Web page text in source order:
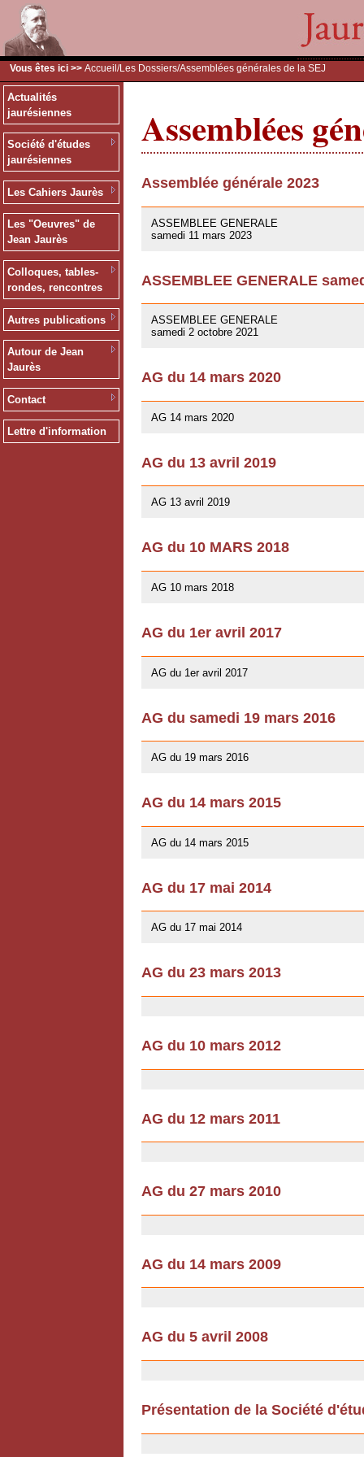
Vous êtes ici >> Accueil /Les Dossiers/Assemblées générales de la SEJ
Actualités
jaurésiennes
Société d'études
jaurésiennes
Les Cahiers Jaurès
Les "Oeuvres" de
Jean Jaurès
Colloques, tables-
rondes, rencontres
Autres publications
Autour de Jean
Jaurès
Contact
Lettre d'information
Assemblées
Assemblée générale 2023
ASSEMBLEE GENERALE
samedi 11 mars 2023
ASSEMBLEE GENERALE
ASSEMBLEE GENERALE
samedi 2 octobre 2021
AG du 14 mars 2020
AG 14 mars 2020
AG du 13 avril 2019
AG 13 avril 2019
AG du 10 MARS 2018
AG 10 mars 2018
AG du 1er avril 2017
AG du 1er avril 2017
AG du samedi 19 mars 2016
AG du 19 mars 2016
AG du 14 mars 2015
AG du 14 mars 2015
AG du 17 mai 2014
AG du 17 mai 2014
AG du 23 mars 2013
AG du 10 mars 2012
AG du 12 mars 2011
AG du 27 mars 2010
AG du 14 mars 2009
AG du 5 avril 2008
Présentation de la Société